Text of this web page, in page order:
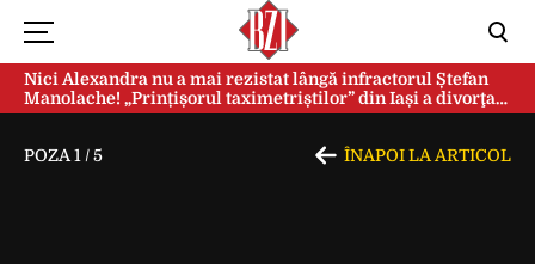
Nici Alexandra nu a mai rezistat lângă infractorul Ștefan
Manolache! „Prințișorul taximetriștilor” din Iași a divorţat
după doi ani de căsnicie
POZA 1 /5 ÎNAPOI LA ARTICOL